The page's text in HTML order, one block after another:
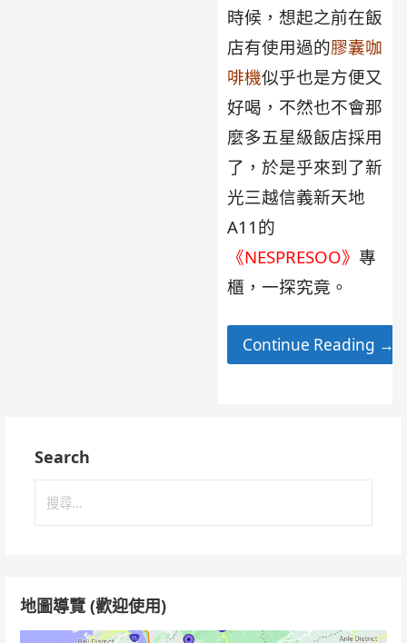
時候，想起之前在飯
店有使用過的膠囊咖
啡機似乎也是方便又
好喝，不然也不會那
麼多五星級飯店採用
了，於是乎來到了新
光三越信義新天地
A11的
《NESPRESOO》專
櫃，一探究竟。
Continue Reading →
Search
地圖導覽 (歡迎使用)